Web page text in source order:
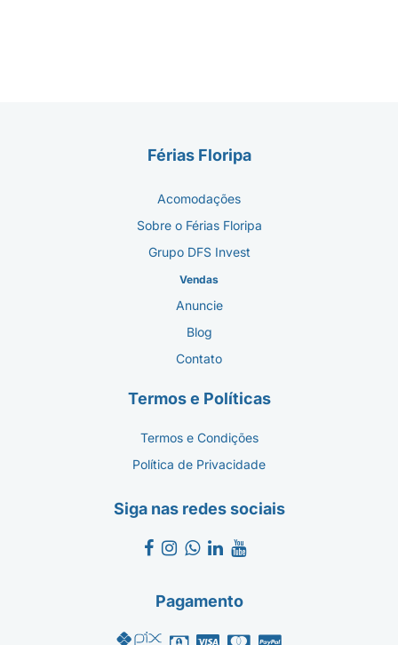
Férias Floripa
Acomodações
Sobre o Férias Floripa
Grupo DFS Invest
Vendas
Anuncie
Blog
Contato
Termos e Políticas
Termos e Condições
Política de Privacidade
Siga nas redes sociais
Pagamento